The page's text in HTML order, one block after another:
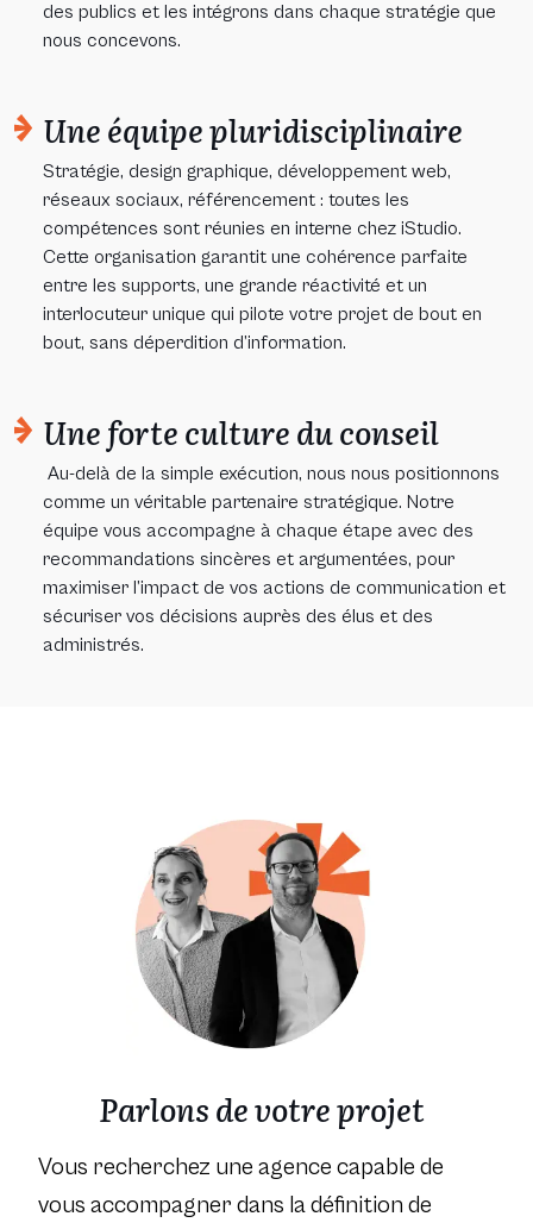
des publics et les intégrons dans chaque stratégie que
nous concevons.
Une équipe pluridisciplinaire
Stratégie, design graphique, développement web,
réseaux sociaux, référencement : toutes les
compétences sont réunies en interne chez iStudio.
Cette organisation garantit une cohérence parfaite
entre les supports, une grande réactivité et un
interlocuteur unique qui pilote votre projet de bout en
bout, sans déperdition d’information.
Une forte culture du conseil
Au-delà de la simple exécution, nous nous positionnons
comme un véritable partenaire stratégique. Notre
équipe vous accompagne à chaque étape avec des
recommandations sincères et argumentées, pour
maximiser l’impact de vos actions de communication et
sécuriser vos décisions auprès des élus et des
administrés.
Parlons de votre projet
Vous recherchez une agence capable de
vous accompagner dans la définition de